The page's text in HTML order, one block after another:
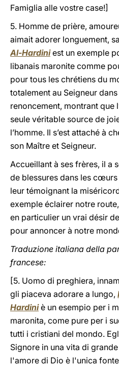
Famiglia alle vostre case!]
5. Homme de prière,
aimait adorer longuement,
Al-Hardiniest un exemple
libanais maronite comme
pour tous les chrétiens du
totalement au Seigneur
renoncement, montrant que
seule véritable source de
l’homme. Il s’est attaché à
son Maître et Seigneur.
Accueillant à ses frères, il a
de blessures dans les
leur témoignant la
exemple éclairer notre
en particulier un vrai désir
pour annoncer à notre
Traduzione italiana della
francese:
[5. Uomo di preghiera,
gli piaceva adorare a lungo,
Hardiniè un esempio per i
maronita, come pure per i
tutti i cristiani del mondo.
Signore in una vita di
l'amore di Dio è l'unica